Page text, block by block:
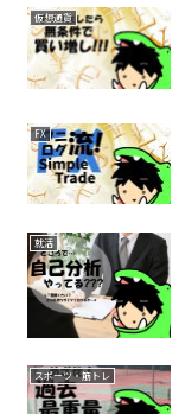
仮想通貨
FX
就活
スポーツ・筋トレ